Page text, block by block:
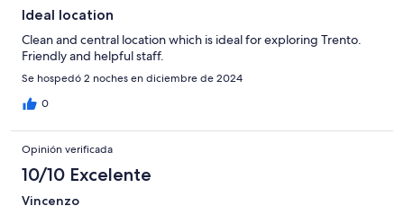
Ideal location
Clean and central location which is ideal for exploring Trento.
Friendly and helpful staff.
Se hospedó 2 noches en diciembre de 2024
0
Opinión verificada
10/10 Excelente
Vincenzo